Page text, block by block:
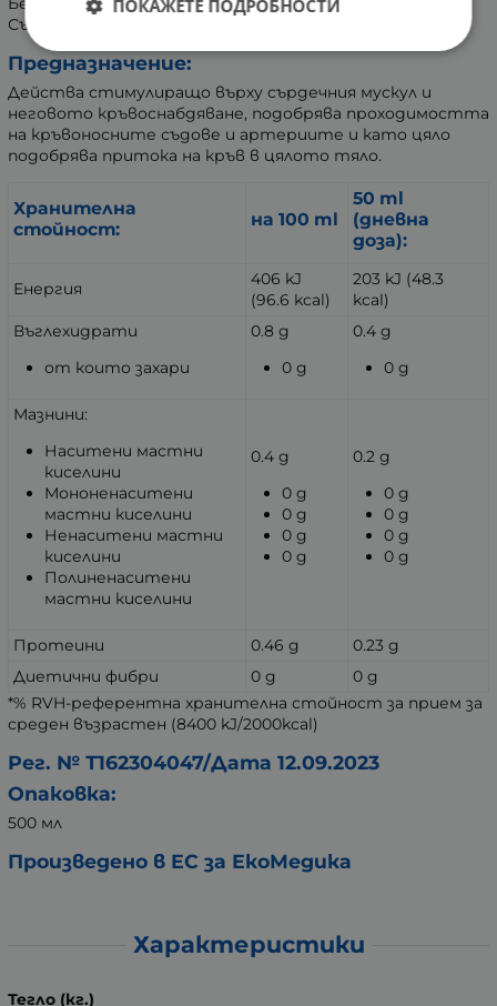
Съдържа естествено срещащи се захари.
Предназначение:
Действа стимулиращо върху сърдечния мускул и
неговото кръвоснабдяване, подобрява проходимостта
на кръвоносните съдове и артериите и като цяло
подобрява притока на кръв в цялото тяло.
Хранителна
стойност:
на 100 ml
50 ml
(дневна
доза):
Енергия
406 kJ
(96.6 kcal)
203 kJ (48.3
kcal)
Въглехидрати
от които захари
0.8 g
0 g
0.4 g
0 g
Мазнини:
Наситени мастни
киселини
Мононенаситени
мастни киселини
Ненаситени мастни
киселини
Полиненаситени
мастни киселини
0.4 g
0 g
0 g
0 g
0 g
0.2 g
0 g
0 g
0 g
0 g
Протеини 0.46 g
0.23 g
Диетични фибри
0 g
0 g
*% RVH-референтна хранителна стойност за прием за
среден възрастен (8400 kJ/2000kcal)
Рег. № Т162304047/Дата 12.09.2023
Опаковка:
500 мл
Произведено в ЕС за ЕкоМедика
Характеристики
Тегло (кг.)
ПОКАЖЕТЕ ПОДРОБНОСТИ